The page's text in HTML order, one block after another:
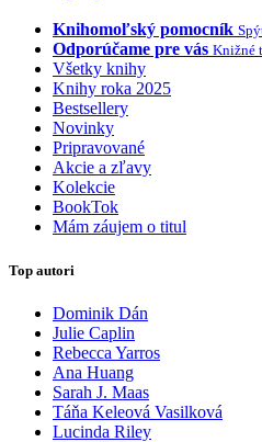
Knihomoľský pomocník
Odporúčame pre vás Knižné
Všetky knihy
Knihy roka 2025
Bestsellery
Novinky
Pripravované
Akcie a zľavy
Kolekcie
BookTok
Mám záujem o titul
Top autori
Dominik Dán
Julie Caplin
Rebecca Yarros
Ana Huang
Sarah J. Maas
Táňa Keleová Vasilková
Lucinda Riley